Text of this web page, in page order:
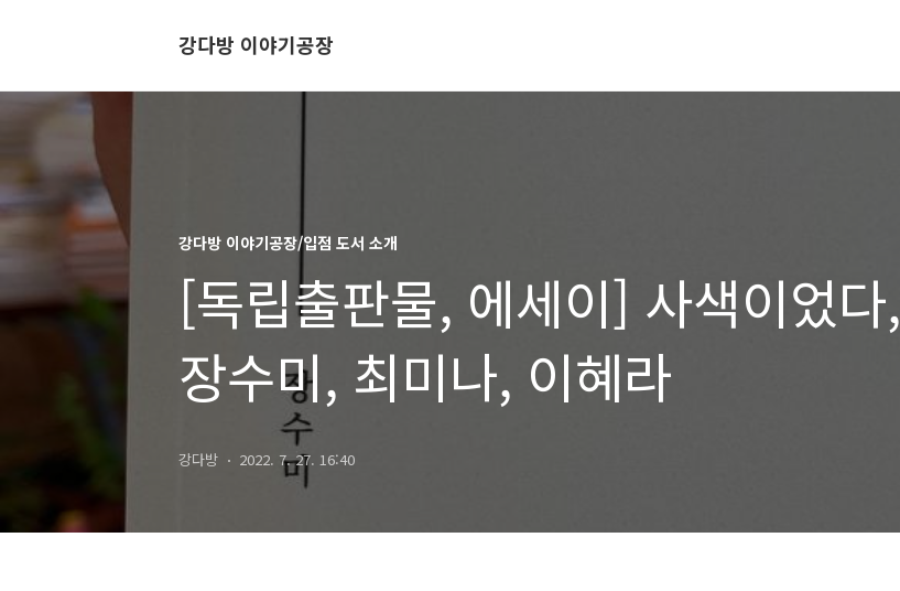
강다방 이야기공장
강다방 이야기공장/입점 도서 소개
[독립출판물, 에세이] 사색이었다,
장수미, 최미나, 이혜라
강다방 2022. 7. 27. 16:40